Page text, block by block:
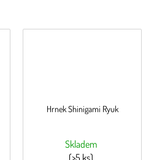
Hrnek Shinigami Ryuk
Skladem